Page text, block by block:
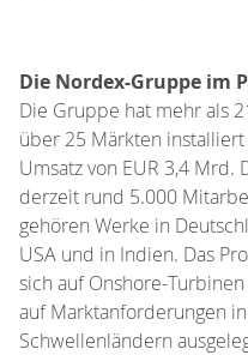
Die Nordex-Gruppe im
Die Gruppe hat mehr als
über 25 Märkten
Umsatz von EUR 3,4
derzeit rund 5.000
gehören Werke in
USA und in Indien. Das
sich auf Onshore-
auf Marktanforderungen
Schwellenländern